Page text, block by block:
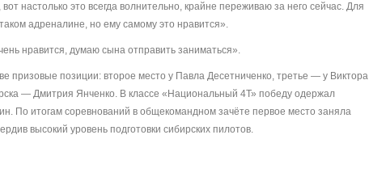
настолько это всегда волнительно, крайне переживаю за него сейчас. Для
адреналине, но ему самому это нравится».
нравится, думаю сына отправить заниматься».
призовые позиции: второе место у Павла Десетниченко, третье — у Виктора
— Дмитрия Янченко. В классе «Национальный 4Т» победу одержал
По итогам соревнований в общекомандном зачёте первое место заняла
высокий уровень подготовки сибирских пилотов.